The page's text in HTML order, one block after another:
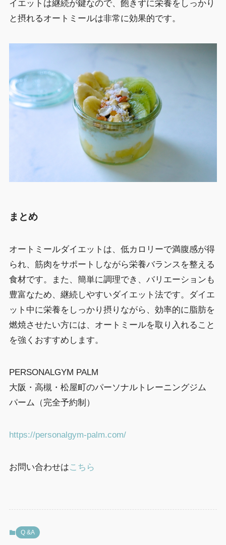
イエットは継続が鍵なので、飽きずに栄養をしっかり
と摂れるオートミールは非常に効果的です。
まとめ
オートミールダイエットは、低カロリーで満腹感が得
られ、筋肉をサポートしながら栄養バランスを整える
食材です。また、簡単に調理でき、バリエーションも
豊富なため、継続しやすいダイエット法です。ダイエ
ット中に栄養をしっかり摂りながら、効率的に脂肪を
燃焼させたい方には、オートミールを取り入れること
を強くおすすめします。
PERSONALGYM PALM
大阪・高槻・松屋町のパーソナルトレーニングジム
パーム（完全予約制）
https://personalgym-palm.com/
お問い合わせはこちら
Q &A